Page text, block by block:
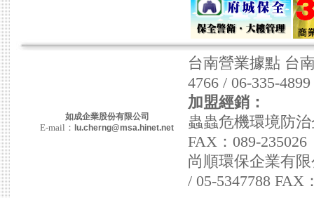
如成企業股份有限公司
E-mail： lu.cherng@msa.hinet.net
台南營業據點 台
4766 / 06-335-
加盟經銷：
蟲蟲危機環境防
FAX：089-235026
尚順環保企業有
/ 05-5347788 FAX